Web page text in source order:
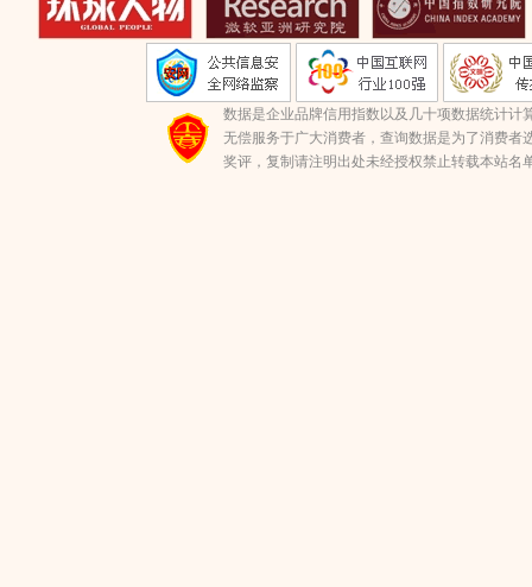
数据是企业品牌信用指数以及几十项数据统计
无偿服务于广大消费者，查询数据是为了消费
奖评，复制请注明出处未经授权禁止转载本站名